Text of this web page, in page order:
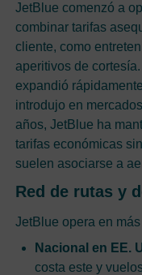
JetBlue comenzó a
combinar tarifas
cliente, como
aperitivos de
expandió
introdujo en
años, JetBlue ha
tarifas económicas
suelen asociarse a
Red de rutas y
JetBlue opera en
Nacional en EE.
costa este y